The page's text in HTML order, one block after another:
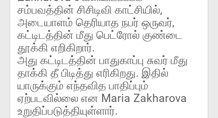
சம்பவத்தின் சிசிடிவி காட்சியில்,
அடையாளம் தெரியாத நபர் ஒருவர்,
கட்டிடத்தின் மீது பெட்ரோல் குண்டை
தூக்கி எறிகிறார்.
அது கட்டிடத்தின் பாதுகாப்பு சுவர் மீது
தாக்கி தீ பிடித்து எரிகிறது. இதில்
யாருக்கும் எந்தவித பாதிப்பும்
ஏற்படவில்லை என Maria Zakharova
உறுதிப்படுத்தியுள்ளார்.